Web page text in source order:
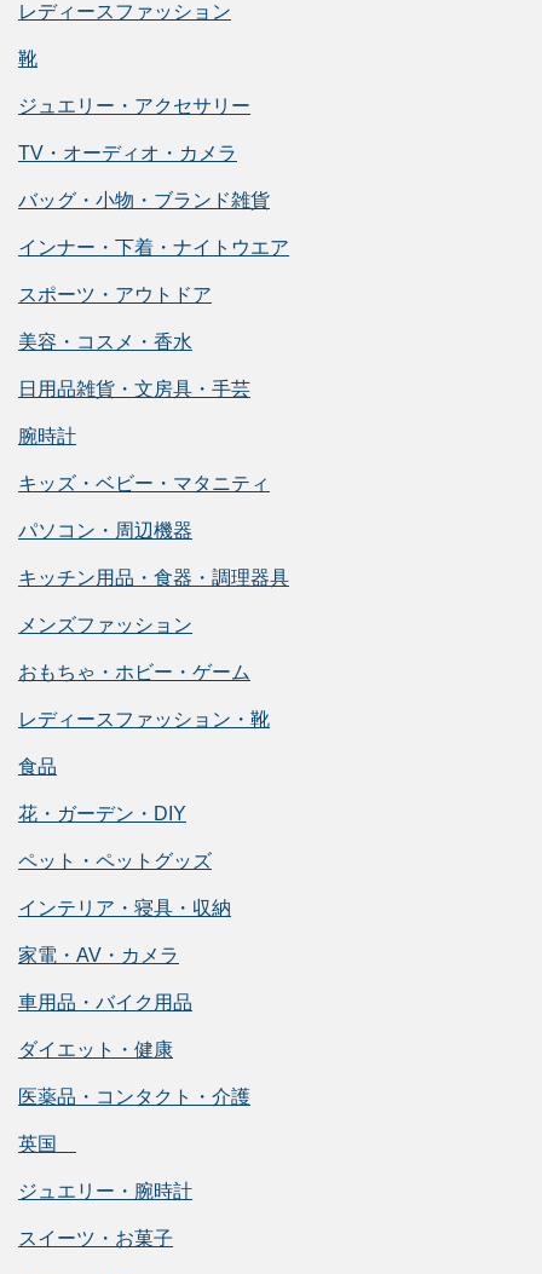
レディースファッション
靴
ジュエリー・アクセサリー
TV・オーディオ・カメラ
バッグ・小物・ブランド雑貨
インナー・下着・ナイトウエア
スポーツ・アウトドア
美容・コスメ・香水
日用品雑貨・文房具・手芸
腕時計
キッズ・ベビー・マタニティ
パソコン・周辺機器
キッチン用品・食器・調理器具
メンズファッション
おもちゃ・ホビー・ゲーム
レディースファッション・靴
食品
花・ガーデン・DIY
ペット・ペットグッズ
インテリア・寝具・収納
家電・AV・カメラ
車用品・バイク用品
ダイエット・健康
医薬品・コンタクト・介護
英国
ジュエリー・腕時計
スイーツ・お菓子